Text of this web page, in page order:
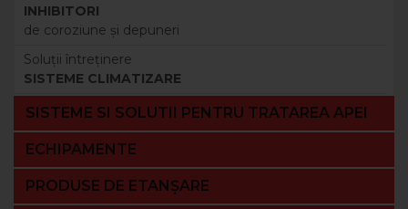
INHIBITORI
de coroziune şi depuneri
Soluţii întreţinere
SISTEME CLIMATIZARE
SISTEME SI SOLUTII PENTRU TRATAREA APEI
ECHIPAMENTE
PRODUSE DE ETANȘARE